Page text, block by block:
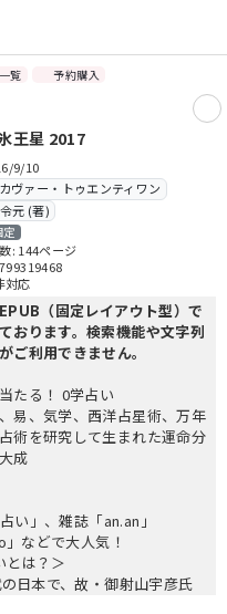
覧 予約購入
王星 2017
9/10
ヴァー・トゥエンティワン
元 (著)
定
: 144ページ
対応
（固定レイアウト型）で
おります。検索機能や文字列
ご利用できません。
たる！ 0学占い
易、気学、西洋占星術、万年
術を研究して生まれた運命分
成
い」、雑誌「an.an」
」などで大人気！
とは？＞
日本で、故・御射山宇彦氏